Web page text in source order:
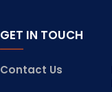
GET IN TOUCH
Contact Us